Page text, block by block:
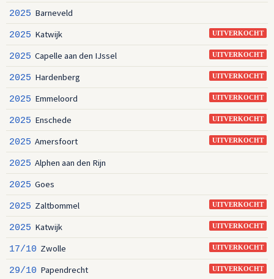
2025 Barneveld
UITVERKOCHT
2025 Katwijk
UITVERKOCHT
2025 Capelle aan den IJssel
UITVERKOCHT
2025 Hardenberg
UITVERKOCHT
2025 Emmeloord
UITVERKOCHT
2025 Enschede
UITVERKOCHT
2025 Amersfoort
2025 Alphen aan den Rijn
2025 Goes
UITVERKOCHT
2025 Zaltbommel
UITVERKOCHT
2025 Katwijk
UITVERKOCHT
17/10 Zwolle
UITVERKOCHT
29/10 Papendrecht